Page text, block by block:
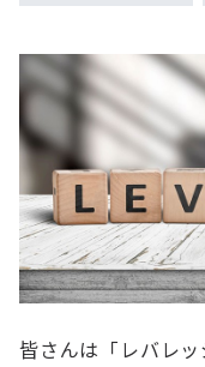
皆さんは「レバレ